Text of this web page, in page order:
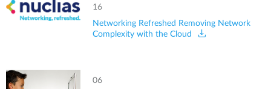
16
Networking Refreshed Removing Network
Complexity with the Cloud
06